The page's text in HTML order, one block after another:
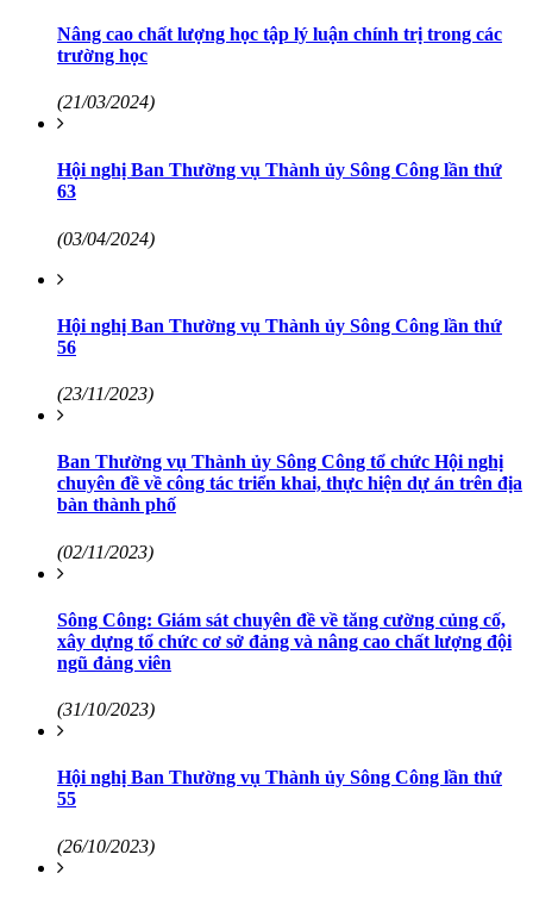
Nâng cao chất lượng học tập lý luận chính trị trong các
trường học
(21/03/2024)
Hội nghị Ban Thường vụ Thành ủy Sông Công lần thứ
63
(03/04/2024)
Hội nghị Ban Thường vụ Thành ủy Sông Công lần thứ
56
(23/11/2023)
Ban Thường vụ Thành ủy Sông Công tổ chức Hội nghị
chuyên đề về công tác triển khai, thực hiện dự án trên địa
bàn thành phố
(02/11/2023)
Sông Công: Giám sát chuyên đề về tăng cường củng cố,
xây dựng tổ chức cơ sở đảng và nâng cao chất lượng đội
ngũ đảng viên
(31/10/2023)
Hội nghị Ban Thường vụ Thành ủy Sông Công lần thứ
55
(26/10/2023)